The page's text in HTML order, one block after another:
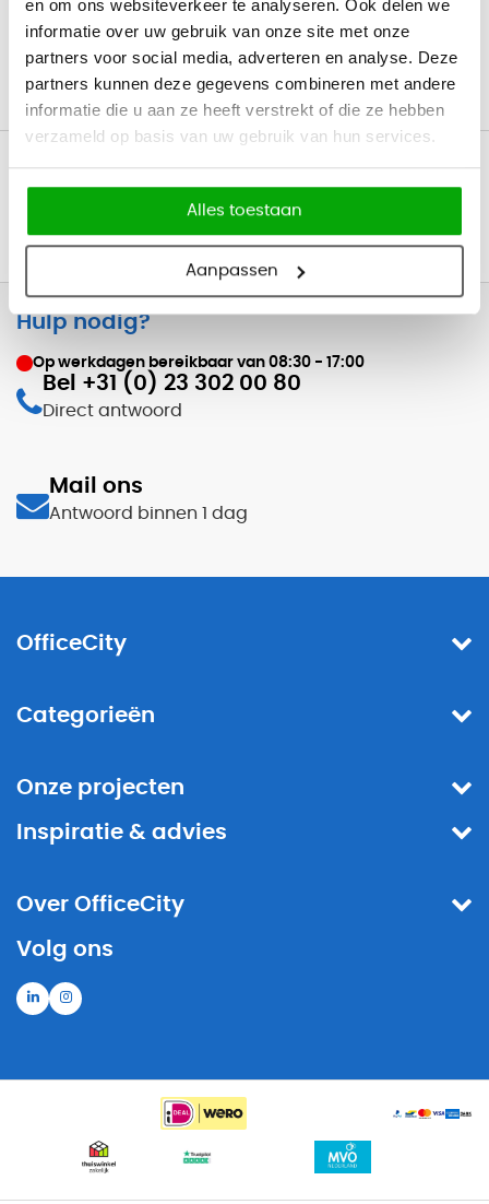
en om ons websiteverkeer te analyseren. Ook delen we
informatie over uw gebruik van onze site met onze
partners voor social media, adverteren en analyse. Deze
partners kunnen deze gegevens combineren met andere
informatie die u aan ze heeft verstrekt of die ze hebben
verzameld op basis van uw gebruik van hun services.
Alles toestaan
Aanpassen
Versturen
Professionele bezorg- en montageservice
Hulp nodig?
Op werkdagen bereikbaar van 08:30 - 17:00
Bel +31 (0) 23 302 00 80
Direct antwoord
Mail ons
Antwoord binnen 1 dag
OfficeCity
Categorieën
Onze projecten
Inspiratie & advies
Over OfficeCity
Volg ons